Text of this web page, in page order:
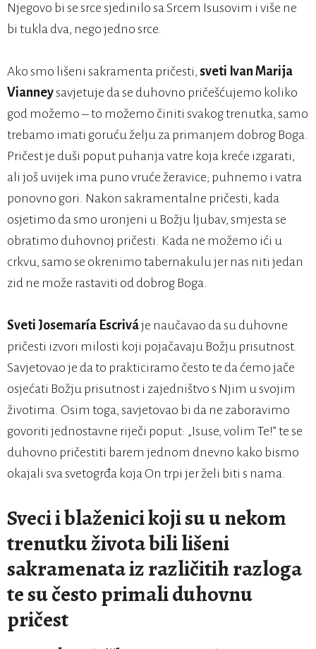
Njegovo bi se srce sjedinilo sa Srcem Isusovim i više ne
bi tukla dva, nego jedno srce.
Ako smo lišeni sakramenta pričesti, sveti Ivan Marija
Vianneysavjetuje da se duhovno pričešćujemo koliko
god možemo – to možemo činiti svakog trenutka, samo
trebamo imati goruću želju za primanjem dobrog Boga.
Pričest je duši poput puhanja vatre koja kreće izgarati,
ali još uvijek ima puno vruće žeravice; puhnemo i vatra
ponovno gori. Nakon sakramentalne pričesti, kada
osjetimo da smo uronjeni u Božju ljubav, smjesta se
obratimo duhovnoj pričesti. Kada ne možemo ići u
crkvu, samo se okrenimo tabernakulu jer nas niti jedan
zid ne može rastaviti od dobrog Boga.
Sveti Josemaría Escriváje naučavao da su duhovne
pričesti izvori milosti koji pojačavaju Božju prisutnost.
Savjetovao je da to prakticiramo često te da ćemo jače
osjećati Božju prisutnost i zajedništvo s Njim u svojim
životima. Osim toga, savjetovao bi da ne zaboravimo
govoriti jednostavne riječi poput: „Isuse, volim Te!” te se
duhovno pričestiti barem jednom dnevno kako bismo
okajali sva svetogrđa koja On trpi jer želi biti s nama.
Sveci i blaženici koji su u nekom
trenutku života bili lišeni
sakramenata iz različitih razloga
te su često primali duhovnu
pričest